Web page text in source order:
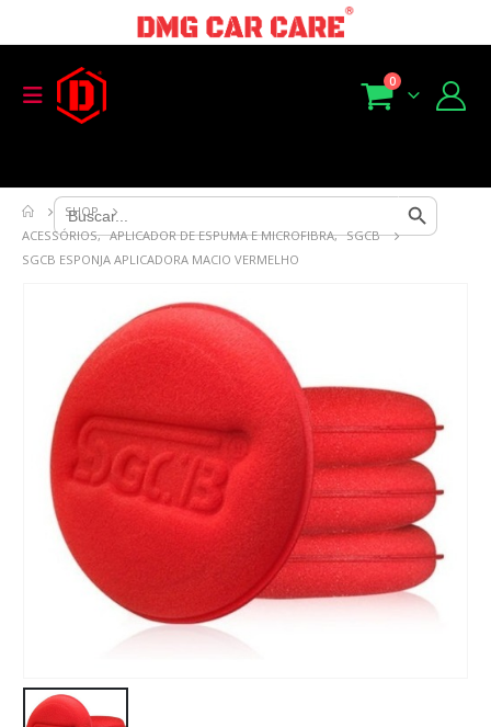
Search
for:
Search Button
0
SHOP
ACESSÓRIOS, APLICADOR DE ESPUMA E MICROFIBRA, SGCB
SGCB ESPONJA APLICADORA MACIO VERMELHO